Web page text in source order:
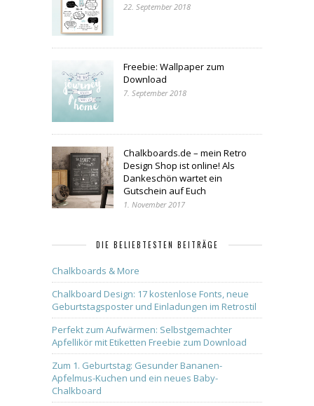
22. September 2018
Freebie: Wallpaper zum
Download
7. September 2018
Chalkboards.de – mein Retro
Design Shop ist online! Als
Dankeschön wartet ein
Gutschein auf Euch
1. November 2017
DIE BELIEBTESTEN BEITRÄGE
Chalkboards & More
Chalkboard Design: 17 kostenlose Fonts, neue
Geburtstagsposter und Einladungen im Retrostil
Perfekt zum Aufwärmen: Selbstgemachter
Apfellikör mit Etiketten Freebie zum Download
Zum 1. Geburtstag: Gesunder Bananen-
Apfelmus-Kuchen und ein neues Baby-
Chalkboard